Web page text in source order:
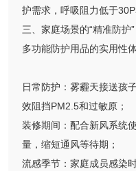
护需求，呼吸阻力低于
三、家庭场景的“精准防护
多功能防护用品的实用性
日常防护：雾霾天接送孩
效阻挡PM2.5和过敏原；
装修期间：配合新风系统
量，缩短通风等待期；
流感季节：家庭成员感染